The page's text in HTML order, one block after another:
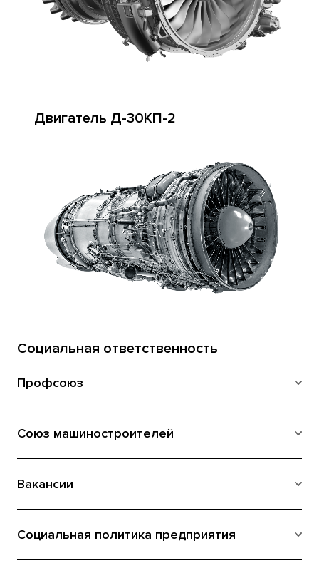
Двигатель Д-30КП-2
Социальная ответственность
Профсоюз
Союз машиностроителей
Вакансии
Социальная политика предприятия